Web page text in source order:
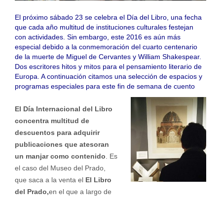
El próximo sábado 23 se celebra el Día del Libro, una fecha
que cada año multitud de instituciones culturales festejan
con actividades. Sin embargo, este 2016 es aún más
especial debido a la conmemoración del cuarto centenario
de la muerte de Miguel de Cervantes y William Shakespear.
Dos escritores hitos y mitos para el pensamiento literario de
Europa. A continuación citamos una selección de espacios y
programas especiales para este fin de semana de cuento
El Día Internacional del Libro
concentra multitud de
descuentos para adquirir
publicaciones que atesoran
un manjar como contenido . Es
el caso del Museo del Prado,
que saca a la venta el El Libro
del Prado,en el que a largo de